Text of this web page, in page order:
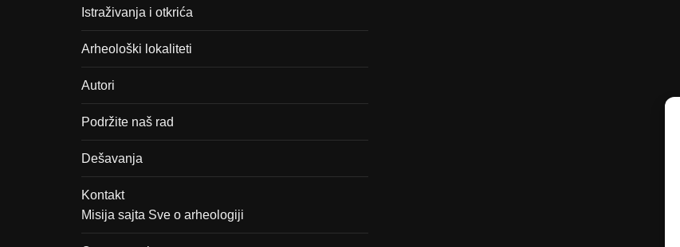
Istraživanja i otkrića
Arheološki lokaliteti
Autori
Podržite naš rad
Dešavanja
Kontakt
Misija sajta Sve o arheologiji